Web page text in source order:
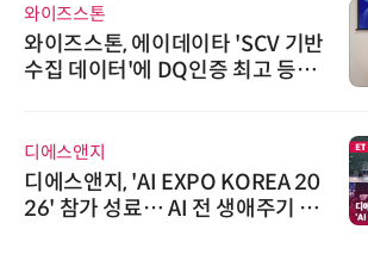
와이즈스톤
와이즈스톤, 에이데이타 'SCV 기반
수집 데이터'에 DQ인증 최고 등급
디에스앤지
디에스앤지, 'AI EXPO KOREA 20
26' 참가 성료… AI 전 생애주기 아